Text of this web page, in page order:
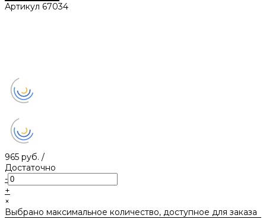
Артикул 67034
965 руб. /
Достаточно
-
+
×
Выбрано максимальное количество, доступное для заказа